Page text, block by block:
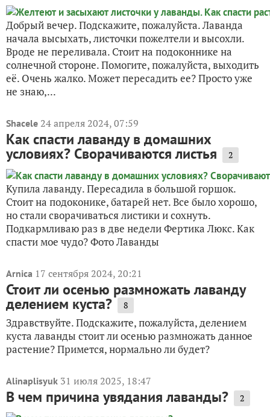
Добрый вечер. Подскажите, пожалуйста. Лаванда
начала высыхать, листочки пожелтели и высохли.
Вроде не переливала. Стоит на подоконнике на
солнечной стороне. Помогите, пожалуйста, выходить
её. Очень жалко. Может пересадить ее? Просто уже
не знаю,...
Shacele 24 апреля 2024, 07:59
Как спасти лаванду в домашних
условиях? Сворачиваются листья 2
Купила лаванду. Пересадила в большой горшок.
Стоит на подоконике, батарей нет. Все было хорошо,
но стали сворачиваться листики и сохнуть.
Подкармливаю раз в две недели Фертика Люкс. Как
спасти мое чудо? Фото Лаванды
Arnica 17 сентября 2024, 20:21
Стоит ли осенью размножать лаванду
делением куста? 8
Здравствуйте. Подскажите, пожалуйста, делением
куста лаванды стоит ли осенью размножать данное
растение? Примется, нормально ли будет?
Alinaplisyuk 31 июля 2025, 18:47
В чем причина увядания лаванды? 2